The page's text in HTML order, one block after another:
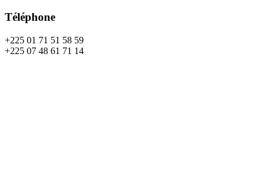
Téléphone
+225 01 71 51 58 59
+225 07 48 61 71 14